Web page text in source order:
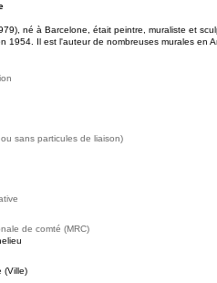
né à Barcelone, était peintre, muraliste et
1954. Il est l'auteur de nombreuses murales en
sans particules de liaison)
de comté (MRC)
(Ville)